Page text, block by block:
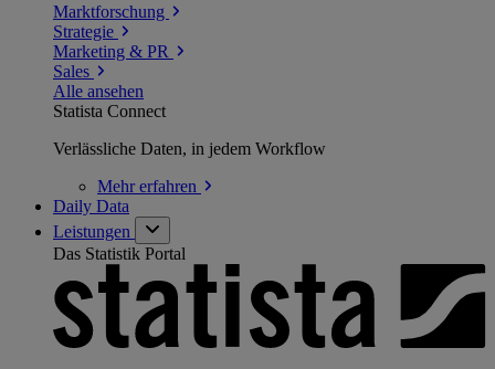
Marktforschung
Strategie
Marketing & PR
Sales
Alle ansehen
Statista Connect
Verlässliche Daten, in jedem Workflow
Mehrerfahren
Daily Data
Leistungen
Das Statistik Portal